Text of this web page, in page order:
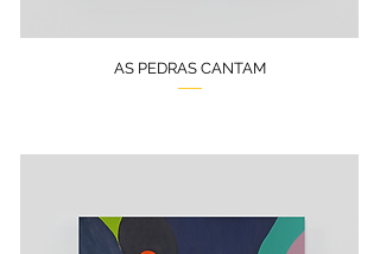
AS PEDRAS CANTAM